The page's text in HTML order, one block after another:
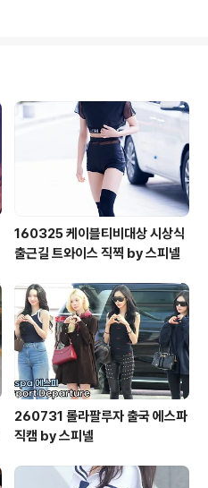
160325 케이블티비대상 시상식
출근길 트와이스 직찍 by 스피넬
260731 롤라팔루자 출국 에스파
직캠 by 스피넬